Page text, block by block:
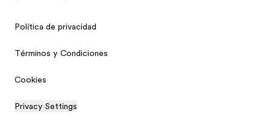
Política de privacidad
Términos y Condiciones
Cookies
Privacy Settings